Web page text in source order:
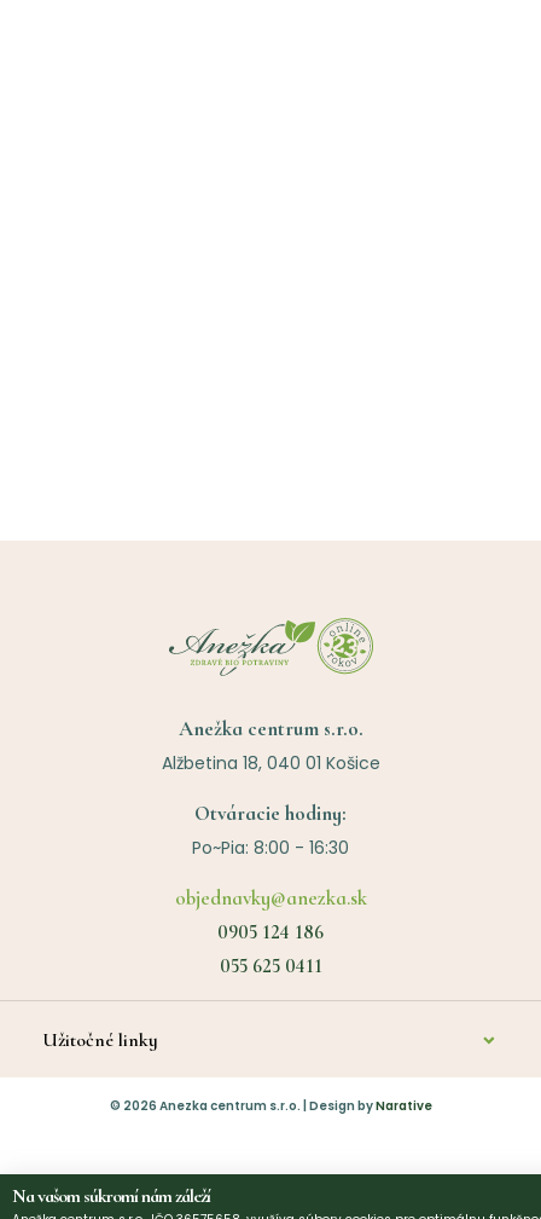
Anežka centrum s.r.o.
Alžbetina 18, 040 01 Košice
Otváracie hodiny:
Po~Pia: 8:00 - 16:30
objednavky@anezka.sk
0905 124 186
055 625 0411
Užitočné linky
O nás
Diagnostika a poradenstvo
© 2026 Anezka centrum s.r.o. | Design byNarative
Na vašom súkromí nám záleží